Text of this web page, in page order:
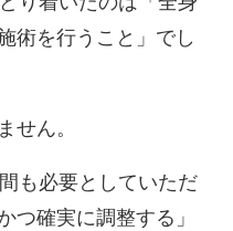
術を行うこと」でし
せん。
も必要としていただ
つ確実に調整する」